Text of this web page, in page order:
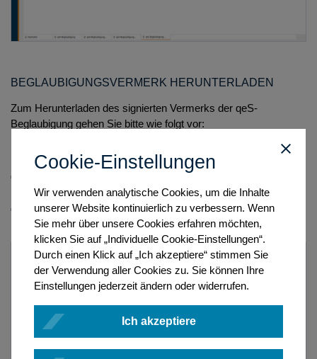
Cookie-Einstellungen
Wir verwenden analytische Cookies, um die Inhalte
unserer Website kontinuierlich zu verbessern. Wenn
Sie mehr über unsere Cookies erfahren möchten,
klicken Sie auf „Individuelle Cookie-Einstellungen“.
Durch einen Klick auf „Ich akzeptiere“ stimmen Sie
der Verwendung aller Cookies zu. Sie können Ihre
Einstellungen jederzeit ändern oder widerrufen.
Ich akzeptiere
BEGLAUBIGUNGSVERMERK HERUNTERLADEN
Zum Herunterladen des signierten Vermerks der qeS-
Beglaubigung gehen Sie bitte wie folgt vor:
Bearbeitungsmodus
Sie dann auf die KarteikarteDokumente.
Klicken Sie auf die SchaltflächeBeglaubigungsvermerk
herunterladen.